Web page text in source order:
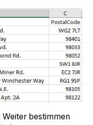
bestimmen